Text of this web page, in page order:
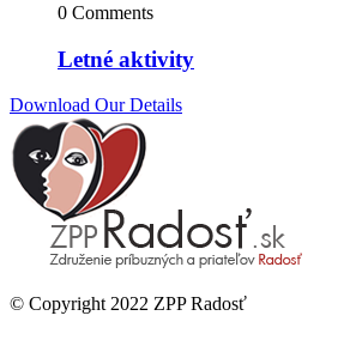
0 Comments
Letné aktivity
Download Our Details
© Copyright 2022 ZPP Radosť